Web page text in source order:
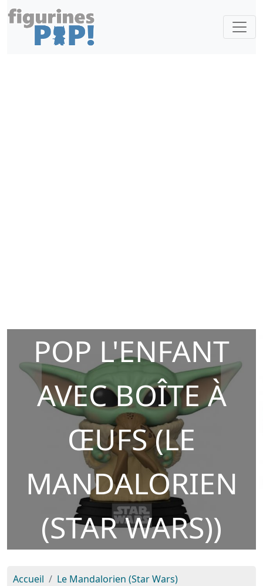
POP L'ENFANT
AVEC BOÎTE À
ŒUFS (LE
MANDALORIEN
(STAR WARS))
Accueil
Le Mandalorien (Star Wars)